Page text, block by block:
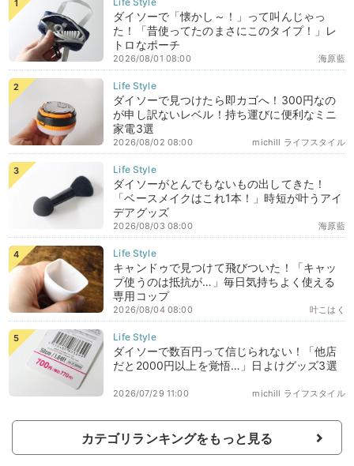
ダイソーで「懐かし～！」って叫んじゃっ
た！「昔使ってたのまさにこのタイプ！」レ
トロなポーチ
海原藍
2026/08/01 08:00
ダイソーで見つけたら即カゴへ！300円なの
が申し訳ないレベル！持ち運びに便利なミニ
家電3選
michill ライフスタイル
2026/08/02 08:00
ダイソーがとんでもないもの出してきた！
「ベースメイクはこれ1本！」時短が叶うアイ
デアグッズ
海原藍
2026/08/03 08:00
キャンドゥで見つけて飛びついた！「キャッ
プ使うのは抵抗が…」毎日気持ちよく使える
専用コップ
叶こはく
2026/08/04 08:00
ダイソーで数百円って信じられない！「他店
だと2000円以上を覚悟…」日よけグッズ3選
michill ライフスタイル
2026/07/29 11:00
カテゴリランキングをもっと見る